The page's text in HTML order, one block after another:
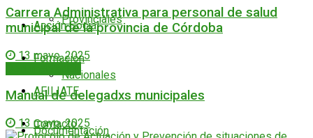
Acción Social
Formación
AFILIATE
Contacto
Provinciales
Nacionales
Documentación
Carrera Administrativa para personal de salud
municipal de la provincia de Córdoba
13 mayo, 2025
Manual de delegadxs municipales
13 mayo, 2025